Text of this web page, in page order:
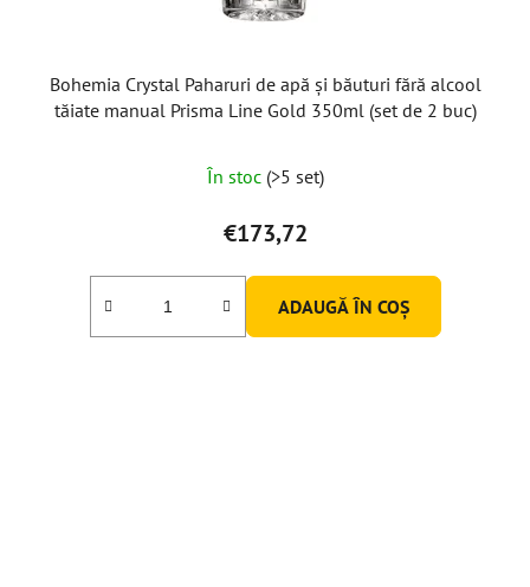
Bohemia Crystal Paharuri de apă și băuturi fără alcool
tăiate manual Prisma Line Gold 350ml (set de 2 buc)
În stoc (>5 set)
€173,72
ADAUGĂ ÎN COŞ